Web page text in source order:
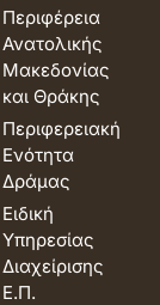
Περιφέρεια
Ανατολικής
Μακεδονίας
και Θράκης
Περιφερειακή
Ενότητα
Δράμας
Ειδική
Υπηρεσίας
Διαχείρισης
Ε.Π.